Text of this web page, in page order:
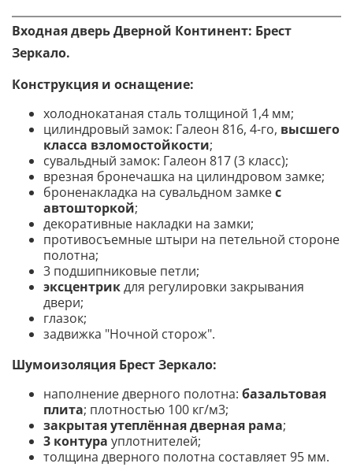
Входная дверь Дверной Континент: Брест
Зеркало.
Конструкция и оснащение:
холоднокатаная сталь толщиной 1,4 мм;
цилиндровый замок: Галеон 816, 4-го, высшего
класса взломостойкости;
сувальдный замок: Галеон 817 (3 класс);
врезная бронечашка на цилиндровом замке;
броненакладка на сувальдном замкес
автошторкой;
декоративные накладки на замки;
противосъемные штыри на петельной стороне
полотна;
3 подшипниковые петли;
эксцентрикдля регулировки закрывания
двери;
глазок;
задвижка "Ночной сторож".
Шумоизоляция Брест Зеркало:
наполнение дверного полотна: базальтовая
плита; плотностью 100 кг/м3;
закрытая утеплённая дверная рама;
3 контура уплотнителей;
толщина дверного полотна составляет 95 мм.